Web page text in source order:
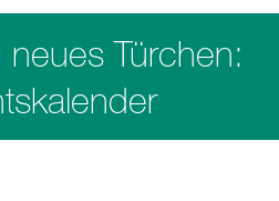
Türchen: